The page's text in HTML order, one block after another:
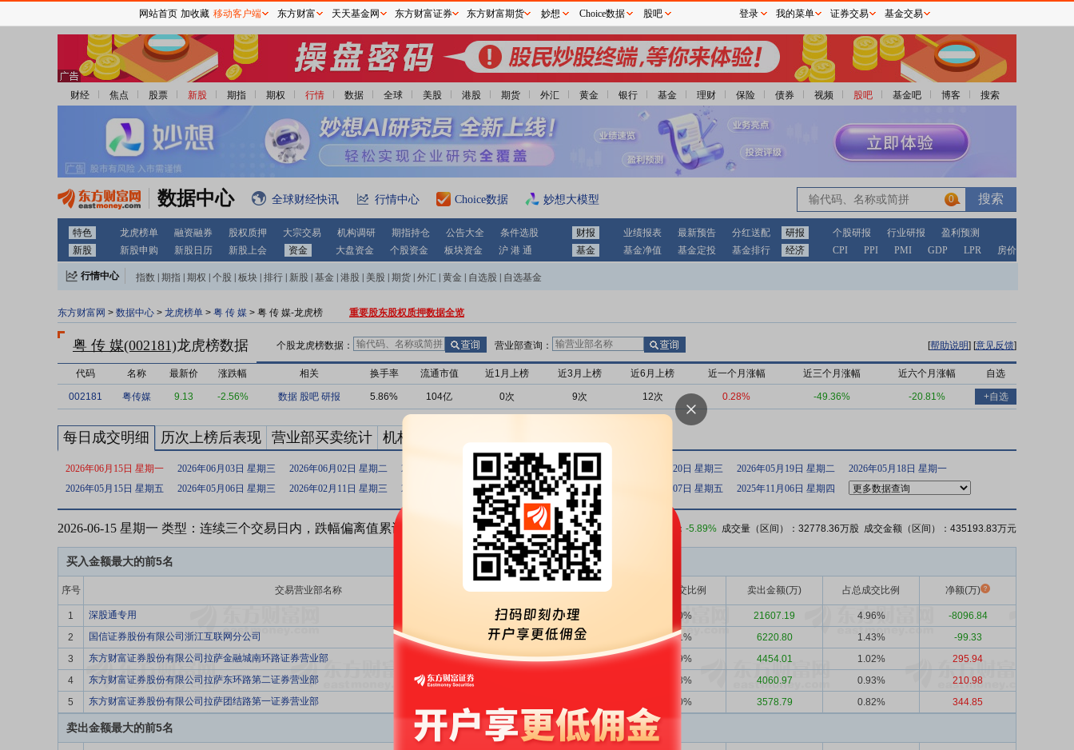
财经 焦点 股票 新股 期指 期权 行情 数据 全球 美股 港股 期货 外汇 黄金 银行 基金 理财 保险 债券 视频 股吧 基金吧 博客 搜索
数据中心 全球财经快讯 行情中心 Choice数据 妙想大模型 0
特色 龙虎榜单 融资融券 股权质押 大宗交易 机构调研 期指持仓 公告大全 条件选股 财报 业绩报表 最新预告 分红送配 研报 个股研报 行业研报
盈利预测
新股
新股申购 新股日历 新股上会 资金 大盘资金 个股资金 板块资金 沪 港 通 基金 基金净值 基金定投 基金排行 经济 CPI PPI PMI GDP LPR 房价
行情中心 指数 期指 期权 个股 板块 排行 新股 基金 港股 美股 期货 外汇 黄金 自选股 自选基金
东方财富网 > 数据中心 > 龙虎榜单 > 粤 传 媒 > 粤 传 媒-龙虎榜 重要股东股权质押数据全览
粤 传 媒(002181)龙虎榜数据 个股龙虎榜数据： 营业部查询： [帮助说明] [意见反馈]
代码 名称 最新价 涨跌幅 相关 换手率 流通市值 近1月上榜 近3月上榜 近6月上榜 近一个月涨幅 近三个月涨幅 近六个月涨幅 自选
002181 粤传媒 9.13 -2.56% 数据 股吧 研报 5.86% 104亿 0次 9次 12次 0.28% -49.36% -20.81% +自选
每日成交明细 历次上榜后表现 营业部买卖统计 机构买卖统计
2026年06月15日 星期一 2026年06月03日 星期三 2026年06月02日 星期二 2026年06月01日 星期一 2026年05月28日 星期四 2026年05月20日 星期三 2026年05月19日 星期二
2026年05月18日 星期一
2026年05月15日 星期五
2026年05月06日 星期三 2026年02月11日 星期三 2026年01月12日 星期一 2025年11月10日 星期一 2025年11月07日 星期五 2025年11月06日 星期四
2026-06-15 星期一 类型：连续三个交易日内，跌幅偏离值累计达到20%的证券 收盘价： 元 涨跌幅： -5.89% 成交量（区间）：32778.36万股 成交金额（区间）：435193.83万元
买入金额最大的前5名
序号 交易营业部名称 买入金额(万) 占总成交比例 卖出金额(万) 占总成交比例 净额(万)
1 深股通专用 13510.35 3.10% 21607.19 4.96%
-8096.84
2
国信证券股份有限公司浙江互联网分公司 354次 25.99% 6121.47 1.41% 6220.80 1.43%
-99.33
3
东方财富证券股份有限公司拉萨金融城南环路证券营业部 606次 27.89% 4749.95 1.09% 4454.01 1.02%
295.94
4
东方财富证券股份有限公司拉萨东环路第二证券营业部 508次 30.91% 0.98% 4060.97 0.93%
210.98
5
东方财富证券股份有限公司拉萨团结路第一证券营业部 0.90% 3578.79 0.82% 344.85
卖出金额最大的前5名
网站首页 加收藏 移动客户端 东方财富 天天基金网 东方财富证券 东方财富期货 妙想 Choice数据 股吧 登录 我的菜单 证券交易 基金交易